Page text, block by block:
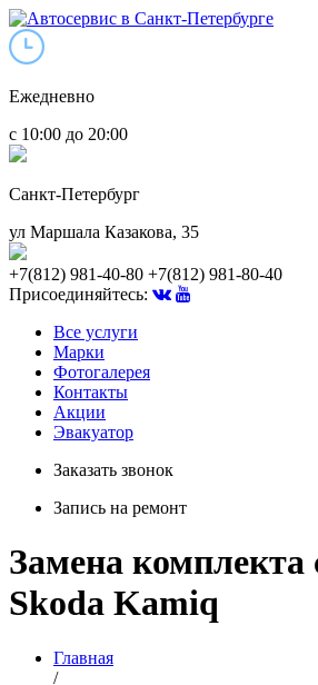
Ежедневно
с 10:00 до 20:00
Санкт-Петербург
ул Маршала Казакова, 35
+7(812) 981-40-80 +7(812) 981-80-40
Присоединяйтесь:
Все услуги
Марки
Фотогалерея
Контакты
Акции
Эвакуатор
Заказать звонок
Запись на ремонт
Замена комплекта
Skoda Kamiq
Главная
/